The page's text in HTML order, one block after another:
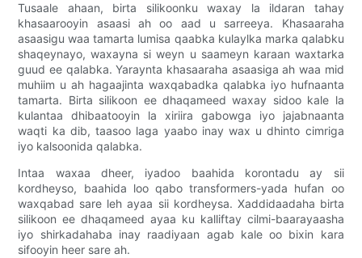
Tusaale ahaan, birta silikoonku waxay la ildaran tahay
khasaarooyin asaasi ah oo aad u sarreeya. Khasaaraha
asaasigu waa tamarta lumisa qaabka kulaylka marka qalabku
shaqeynayo, waxayna si weyn u saameyn karaan waxtarka
guud ee qalabka. Yaraynta khasaaraha asaasiga ah waa mid
muhiim u ah hagaajinta waxqabadka qalabka iyo hufnaanta
tamarta. Birta silikoon ee dhaqameed waxay sidoo kale la
kulantaa dhibaatooyin la xiriira gabowga iyo jajabnaanta
waqti ka dib, taasoo laga yaabo inay wax u dhinto cimriga
iyo kalsoonida qalabka.
Intaa waxaa dheer, iyadoo baahida korontadu ay sii
kordheyso, baahida loo qabo transformers-yada hufan oo
waxqabad sare leh ayaa sii kordheysa. Xaddidaadaha birta
silikoon ee dhaqameed ayaa ku kalliftay cilmi-baarayaasha
iyo shirkadahaba inay raadiyaan agab kale oo bixin kara
sifooyin heer sare ah.